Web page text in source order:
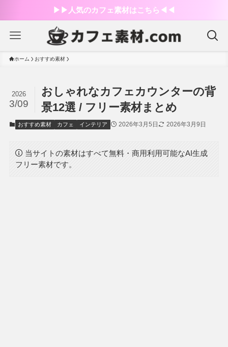
▶︎▶︎人気のカフェ素材はこちら◀︎◀︎
ホーム おすすめ素材
おしゃれなカフェカウンターの背
景12選 / フリー素材まとめ
2026
3/09
おすすめ素材 カフェ インテリア 2026年3月5日 2026年3月9日
当サイトの素材はすべて無料・商用利用可能なAI生成
フリー素材です。